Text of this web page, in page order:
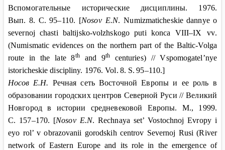
Вспомогательные исторические дисциплины. 1976.
Вып. 8. С. 95–110. [Nosov E.N.Numizmaticheskie dannye o
severnoj chasti baltijsko-volzhskogo puti konca VIII–IX vv.
(Numismatic evidences on the northern part of the Baltic-Volga
route in the late 8thand 9thcenturies) // Vspomogatel’nye
istoricheskie discipliny. 1976.Vol. 8. S. 95–110.]
Носов Е.Н. Речная сеть Восточной Европы и ее роль в
образовании городских центров Северной Руси // Великий
Новгород в истории средневековой Европы. М., 1999.
С. 157–170. [Nosov E.N. Rechnaya set’ Vostochnoj Evropy i
eyo rol’ v obrazovanii gorodskih centrov Severnoj Rusi (River
network of Eastern Europe and its role in the emergence of